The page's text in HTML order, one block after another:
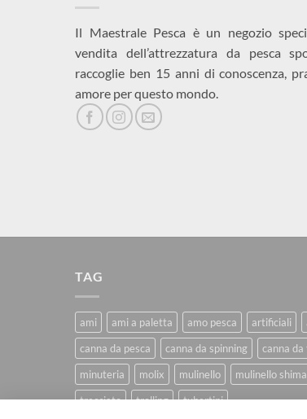
Il Maestrale Pesca è un negozio
vendita dell’attrezzatura da pesca
raccoglie ben 15 anni di conoscenza,
amore per questo mondo.
TAG
ami ami a paletta amo pesca artificiali
canna da pesca
canna da spinning canna
minuteria
molix mulinello mulinello
trecciato
trolling tubertini